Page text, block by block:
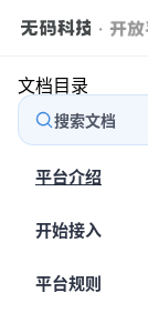
文档目录
搜索文档
平台介绍
开始接入
平台规则